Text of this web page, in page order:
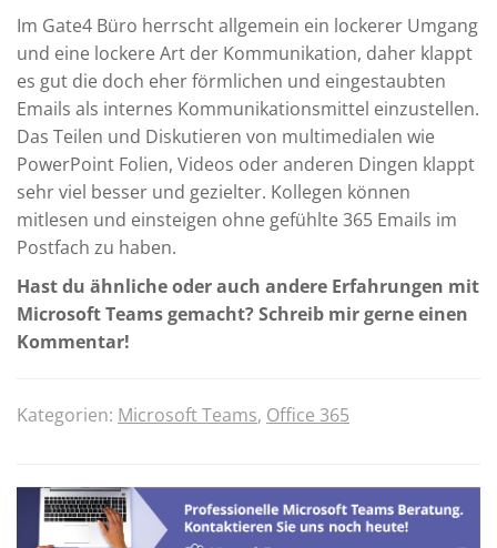
Im Gate4 Büro herrscht allgemein ein lockerer Umgang
und eine lockere Art der Kommunikation, daher klappt
es gut die doch eher förmlichen und eingestaubten
Emails als internes Kommunikationsmittel einzustellen.
Das Teilen und Diskutieren von multimedialen wie
PowerPoint Folien, Videos oder anderen Dingen klappt
sehr viel besser und gezielter. Kollegen können
mitlesen und einsteigen ohne gefühlte 365 Emails im
Postfach zu haben.
Hast du ähnliche oder auch andere Erfahrungen mit
Microsoft Teams gemacht? Schreib mir gerne einen
Kommentar!
Kategorien: Microsoft Teams, Office 365